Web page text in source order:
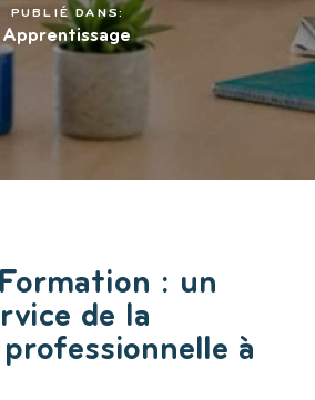
PUBLIÉ DANS:
Apprentissage
: un
de la
à